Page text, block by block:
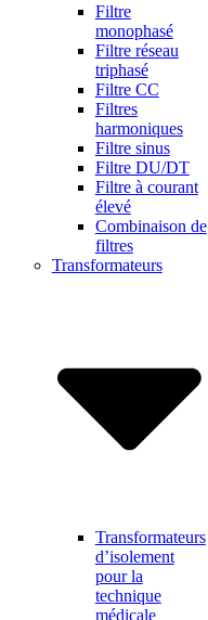
Filtre
monophasé
Filtre réseau
triphasé
Filtre CC
Filtres
harmoniques
Filtre sinus
Filtre DU/DT
Filtre à courant
élevé
Combinaison de
filtres
Transformateurs
Transformateurs
d’isolement
pour la
technique
médicale